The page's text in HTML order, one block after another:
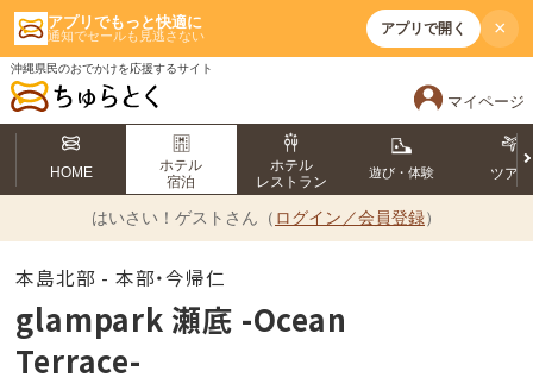
アプリでもっと快適に
通知でセールも見逃さない アプリで開く ×
沖縄県民のおでかけを応援するサイト
マイページ
HOME
ホテル
宿泊
ホテル
レストラン
遊び・体験 ツアー
はいさい！ ゲストさん（ ログイン／会員登録）
本島北部 - 本部・今帰仁
glampark 瀬底 -Ocean
Terrace-